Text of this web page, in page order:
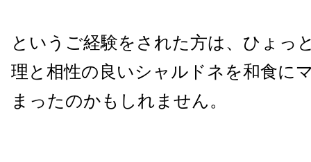
というご経験をされた方は、ひょっ
理と相性の良いシャルドネを和食に
まったのかもしれません。